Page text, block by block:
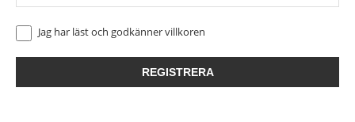
Jag har läst och godkännervillkoren